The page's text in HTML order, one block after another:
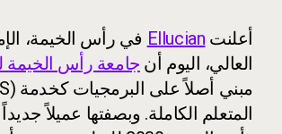
أعلنت Ellucian في رأس الخيمة،
العالي، اليوم أن جامعة رأس الخيمة